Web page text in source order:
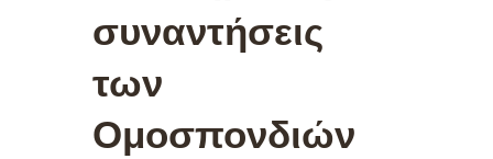
συναντήσεις
των
Ομοσπονδιών